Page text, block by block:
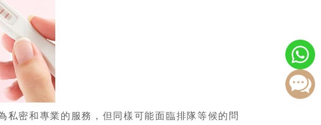
密和專業的服務，但同樣可能面臨排隊等候的問